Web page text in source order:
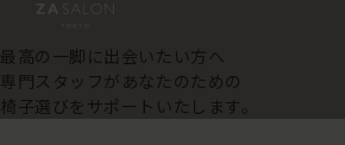
最高の一脚に出会いたい方へ
専門スタッフがあなたのための
椅子選びをサポートいたします。